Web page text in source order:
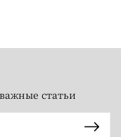
статьи